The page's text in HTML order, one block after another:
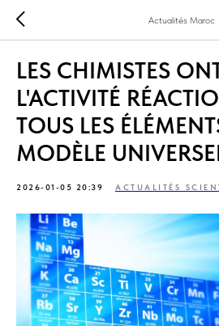
Actualités Maroc
LES CHIMISTES
L'ACTIVITÉ
TOUS LES
MODÈLE
2026-01-05 20:39 ACTUALITÉS